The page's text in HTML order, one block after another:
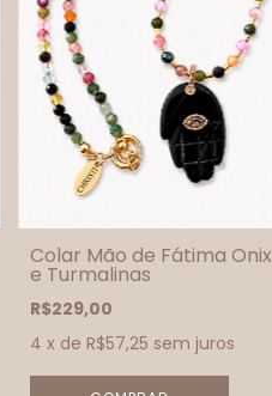
Colar Mão de Fátima Onix
e Turmalinas
R$229,00
4 x de R$57,25 sem juros